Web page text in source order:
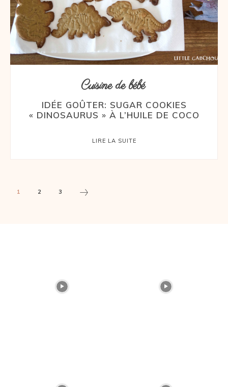
Cuisine de bébé
IDÉE GOÛTER: SUGAR COOKIES
« DINOSAURUS » À L’HUILE DE COCO
LIRE LA SUITE
1 2 3